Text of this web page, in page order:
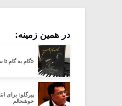
در همین زمینه:
«گام به گام
پیرگلو: برای
خوشحالم